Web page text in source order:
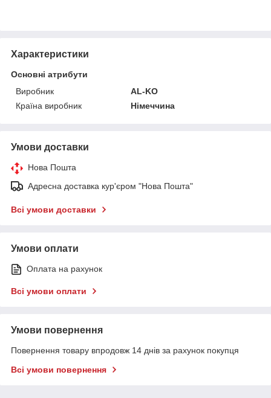
Характеристики
Основні атрибути
Виробник
AL-KO
Країна виробник
Німеччина
Умови доставки
Нова Пошта
Адресна доставка кур'єром "Нова Пошта"
Всі умови доставки
Умови оплати
Оплата на рахунок
Всі умови оплати
Умови повернення
Повернення товару впродовж 14 днів за рахунок покупця
Всі умови повернення